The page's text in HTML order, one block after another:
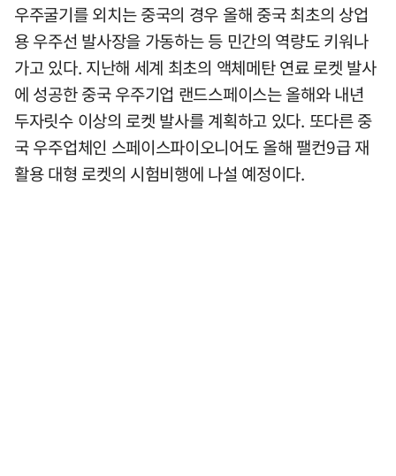
우주굴기를 외치는 중국의 경우 올해 중국 최초의 상업
용 우주선 발사장을 가동하는 등 민간의 역량도 키워나
가고 있다. 지난해 세계 최초의 액체메탄 연료 로켓 발사
에 성공한 중국 우주기업 랜드스페이스는 올해와 내년
두자릿수 이상의 로켓 발사를 계획하고 있다. 또다른 중
국 우주업체인 스페이스파이오니어도 올해 팰컨9급 재
활용 대형 로켓의 시험비행에 나설 예정이다.